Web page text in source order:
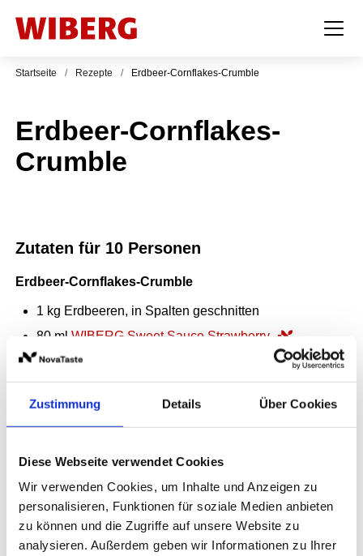
Zustimmung Details Über Cookies
Diese Webseite verwendet Cookies
Wir verwenden Cookies, um Inhalte und Anzeigen zu
personalisieren, Funktionen für soziale Medien anbieten
zu können und die Zugriffe auf unsere Website zu
analysieren. Außerdem geben wir Informationen zu Ihrer
Startseite / Rezepte / Erdbeer-Cornflakes-Crumble
Erdbeer-Cornflakes-
Crumble
Zutaten für 10 Personen
Erdbeer-Cornflakes-Crumble
1 kg Erdbeeren, in Spalten geschnitten
80 ml WIBERG Sweet Sauce Strawberry
1 kg Soja-Joghurt
500 g Mandelmus
300 ml Soja-Sahne, geschlagen
1 EL WIBERG Vanille zuckersüß